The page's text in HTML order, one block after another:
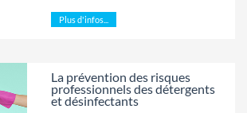
Plus d'infos...
La prévention des risques
professionnels des détergents
et désinfectants